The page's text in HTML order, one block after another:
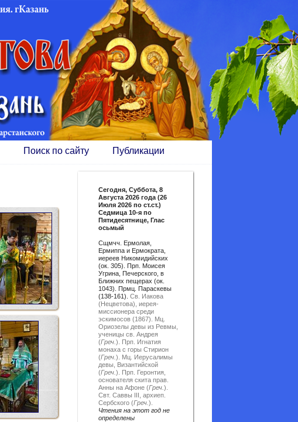
Поиск по сайту Публикации
Сегодня, Суббота, 8
Августа 2026 года (26
Июля 2026 по ст.ст.)
Седмица 10-я по
Пятидесятнице, Глас
осьмый
Сщмчч. Ермолая,
Ермиппа и Ермократа,
иереев Никомидийских
(ок. 305). Прп. Моисея
Угрина, Печерского, в
Ближних пещерах (ок.
1043). Прмц. Параскевы
(138-161). Св. Иакова
(Нецветова), иерея-
миссионера среди
эскимосов (1867).
Мц.
Ориозелы девы из Ревмы,
ученицы св. Андрея
(Греч. ).
Прп. Игнатия
монаха с горы Стирион
(Греч. ).
Мц. Иерусалимы
девы, Византийской
(Греч. ).
Прп. Геронтия,
основателя скита прав.
Анны на Афоне (Греч. ).
Свт. Саввы III, архиеп.
Сербского (Греч. ).
Чтения на этот год не
определены